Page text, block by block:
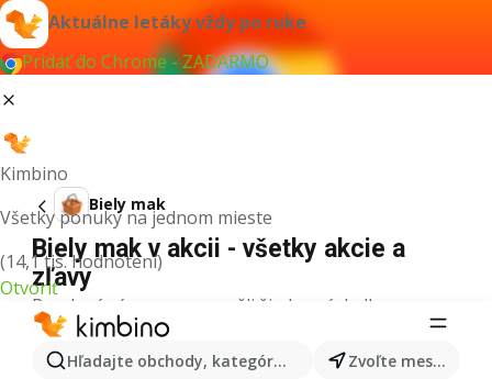
Aktuálne letáky vždy po ruke
Pridať do Chrome - ZADARMO
Kimbino
Všetky ponuky na jednom mieste
(14,1 tis. hodnotení)
Otvoriť
Hľadajte obchody, kategórie, produkty... Zvoľte mesto
Biely mak
Biely mak v akcii - všetky akcie a
zľavy
Pre daný výraz sme nenašli žiadne výsledky.
Biely mak v akcii - Kde kúpiť?
Tesco Biely mak Lidl Biely mak Kaufland